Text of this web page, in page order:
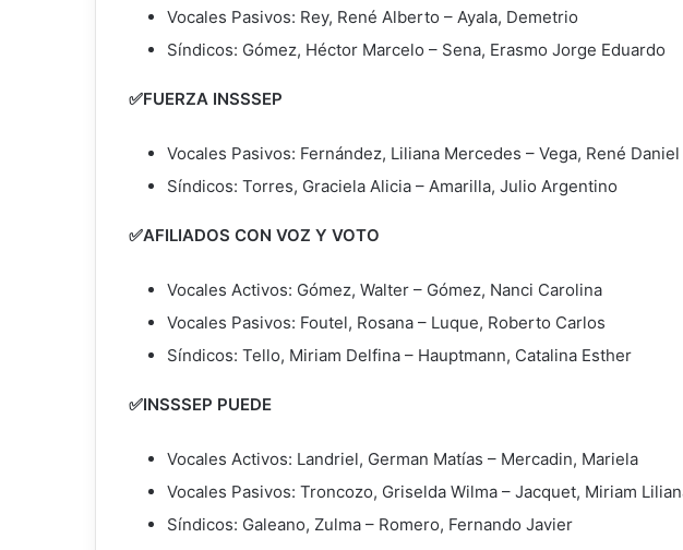
Vocales Pasivos: Rey, René Alberto – Ayala, Demetrio
Síndicos: Gómez, Héctor Marcelo – Sena, Erasmo Jorge Eduardo
✅FUERZA INSSSEP
Vocales Pasivos: Fernández, Liliana Mercedes – Vega, René Daniel
Síndicos: Torres, Graciela Alicia – Amarilla, Julio Argentino
✅AFILIADOS CON VOZ Y VOTO
Vocales Activos: Gómez, Walter – Gómez, Nanci Carolina
Vocales Pasivos: Foutel, Rosana – Luque, Roberto Carlos
Síndicos: Tello, Miriam Delfina – Hauptmann, Catalina Esther
✅INSSSEP PUEDE
Vocales Activos: Landriel, German Matías – Mercadin, Mariela
Vocales Pasivos: Troncozo, Griselda Wilma – Jacquet, Miriam
Síndicos: Galeano, Zulma – Romero, Fernando Javier